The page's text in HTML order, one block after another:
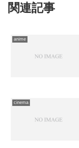
関連記事
anime
cinema